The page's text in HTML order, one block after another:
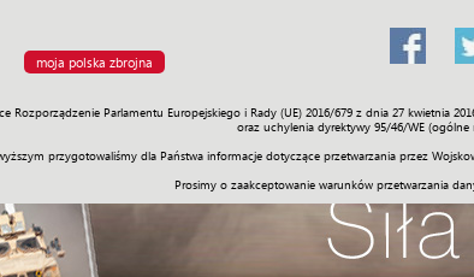
moja polska zbrojna
Rozporządzenie Parlamentu Europejskiego i Rady (UE) 2016/679 z dnia 27
oraz uchylenia dyrektywy 95/46/WE
przygotowaliśmy dla Państwa informacje dotyczące przetwarzania przez
Prosimy o zaakceptowanie warunków przetwarzania
Misje Polityka Prawo Świat Społeczność Sport